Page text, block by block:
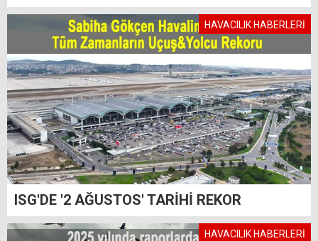
HAVACILIK HABERLERİ
ISG'DE '2 AĞUSTOS' TARİHİ REKOR
HAVACILIK HABERLERİ